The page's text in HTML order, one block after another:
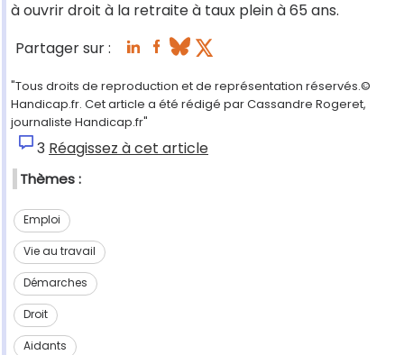
à ouvrir droit à la retraite à taux plein à 65 ans.
Partager sur :
"Tous droits de reproduction et de représentation réservés.©
Handicap.fr. Cet article a été rédigé par Cassandre Rogeret,
journaliste Handicap.fr"
3 Réagissez à cet article
Thèmes :
Emploi
Vie au travail
Démarches
Droit
Aidants